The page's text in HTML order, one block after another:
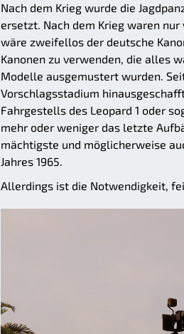
Nach dem Krieg wurde die
ersetzt. Nach dem Krieg waren
wäre zweifellos der deutsche
Kanonen zu verwenden, die alles
Modelle ausgemustert wurden.
Vorschlagsstadium
Fahrgestells des Leopard 1 oder
mehr oder weniger das letzte
mächtigste und möglicherweise
Jahres 1965.
Allerdings ist die Notwendigkeit,